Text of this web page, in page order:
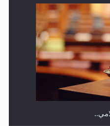
للمحجبات وغير